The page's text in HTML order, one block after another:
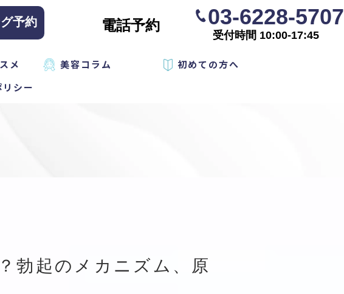
予約 電話予約 03-6228-5707
受付時間 10:00-17:45
メ 美容コラム
初めての方へ
シー
勃起のメカニズム、原